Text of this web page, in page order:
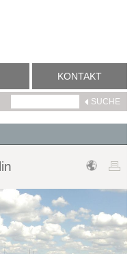
KONTAKT